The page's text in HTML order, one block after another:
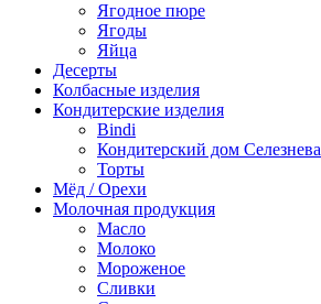
Ягодное пюре
Ягоды
Яйца
Десерты
Колбасные изделия
Кондитерские изделия
Bindi
Кондитерский дом Селезнева
Торты
Мёд / Орехи
Молочная продукция
Масло
Молоко
Мороженое
Сливки